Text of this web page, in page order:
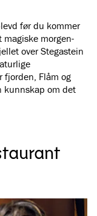
før du kommer
morgen-
over Stegastein
fjorden, Flåm og
kunnskap om det